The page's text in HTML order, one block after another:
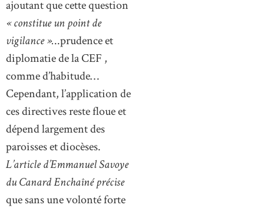
ajoutant que cette question
« constitue un point de
vigilance »...prudence et
diplomatie de la CEF ,
comme d’habitude…
Cependant, l’application de
ces directives reste floue et
dépend largement des
paroisses et diocèses.
L’article d’Emmanuel Savoye
du Canard Enchaîné précise
que sans une volonté forte